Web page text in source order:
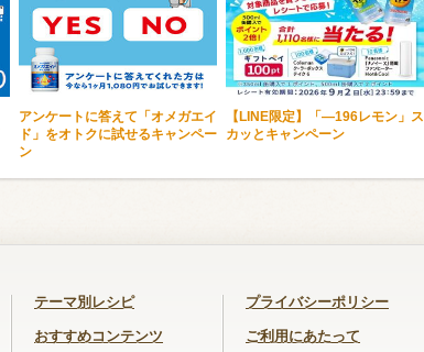
アンケートに答えて「オメガエイ
ド」をオトクに試せるキャンペー
ン
【LINE限定】「―196レモン」ス
カッとキャンペーン
テーマ別レシピ
おすすめコンテンツ
プライバシーポリシー
ご利用にあたって